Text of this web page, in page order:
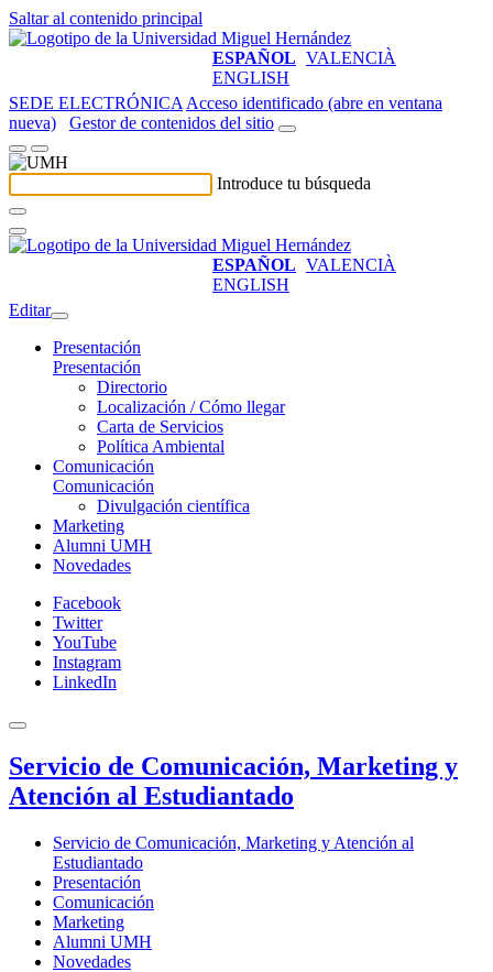
Saltar al contenido principal
ESPAÑOL VALENCIÀ
ENGLISH
SEDE ELECTRÓNICA Acceso identificado (abre en ventana
nueva)
Gestor de contenidos del sitio
Introduce tu búsqueda
ESPAÑOL VALENCIÀ
ENGLISH
Editar
Presentación
Presentación
Directorio
Localización / Cómo llegar
Carta de Servicios
Política Ambiental
Comunicación
Comunicación
Divulgación científica
Marketing
Alumni UMH
Novedades
Facebook
Twitter
YouTube
Instagram
LinkedIn
Servicio de Comunicación, Marketing y
Atención al Estudiantado
Servicio de Comunicación, Marketing y Atención al
Estudiantado
Presentación
Comunicación
Marketing
Alumni UMH
Novedades